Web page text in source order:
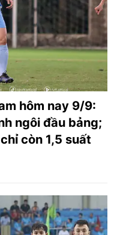
hôm nay 9/9:
ngôi đầu bảng;
còn 1,5 suất